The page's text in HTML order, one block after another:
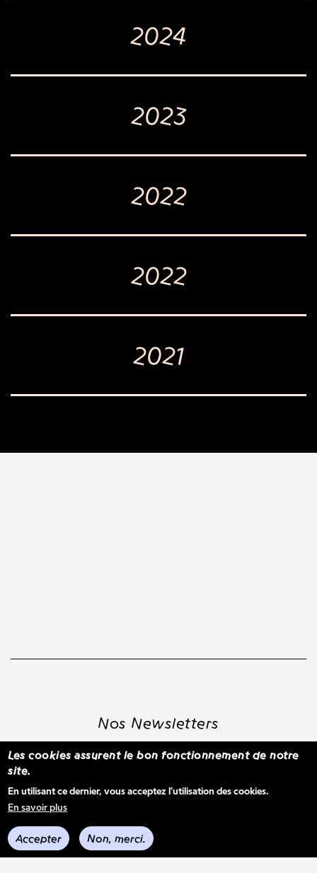
2024
2023
2022
2022
2021
Nos Newsletters
Voir les derniers envois
Les cookies assurent le bon fonctionnement de notre
site.
En utilisant ce dernier, vous acceptez l'utilisation des cookies.
En savoir plus
Accepter Non, merci.